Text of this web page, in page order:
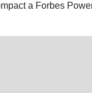
a Forbes